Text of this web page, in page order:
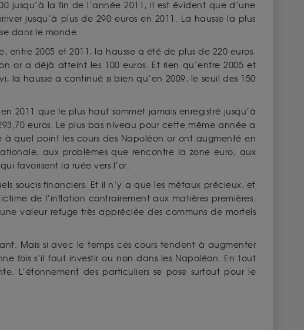
jusqu’à la fin de l’année 2011, il est évident que d’une
jusqu’à plus de 290 euros en 2011. La hausse la plus
dans le monde.
entre 2005 et 2011, la hausse a été de plus de 220 euros.
or a déjà atteint les 100 euros. Et rien qu’entre 2005 et
la hausse a continué si bien qu’en 2009, le seuil des 150
2011 que le plus haut sommet jamais enregistré jusqu’à
euros. Le plus bas niveau pour cette même année a
à quel point les cours des Napoléon or ont augmenté en
aux problèmes que rencontre la zone euro, aux
favorisent la ruée vers l’or.
soucis financiers. Et il n’y a que les métaux précieux, et
de l’inflation contrairement aux matières premières.
valeur refuge très appréciée des communs de mortels
Mais si avec le temps ces cours tendent à augmenter
fois s’il faut investir ou non dans les Napoléon. En tout
L’étonnement des particuliers se pose surtout pour le